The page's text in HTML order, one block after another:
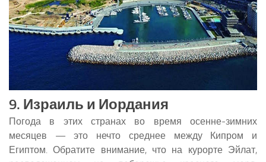
9. Израиль и Иордания
Погода в этих странах во время осенне-зимних
месяцев — это нечто среднее между Кипром и
Египтом. Обратите внимание, что на курорте Эйлат,